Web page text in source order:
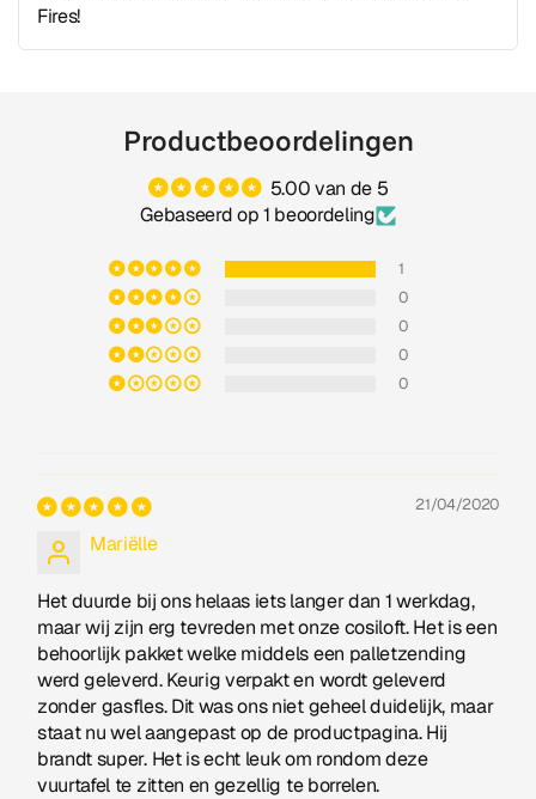
Fires!
Productbeoordelingen
5.00 van de 5
Gebaseerd op 1 beoordeling
1
0
0
0
0
21/04/2020
Mariëlle
Het duurde bij ons helaas iets langer dan 1 werkdag,
maar wij zijn erg tevreden met onze cosiloft. Het is een
behoorlijk pakket welke middels een palletzending
werd geleverd. Keurig verpakt en wordt geleverd
zonder gasfles. Dit was ons niet geheel duidelijk, maar
staat nu wel aangepast op de productpagina. Hij
brandt super. Het is echt leuk om rondom deze
vuurtafel te zitten en gezellig te borrelen.